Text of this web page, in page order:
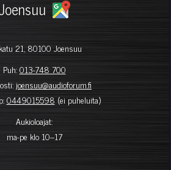
21, 80100 Joensuu
Puh:013-748 700
joensuu@audioforum.fi
0449015598 (ei puheluita)
Aukioloajat:
ma-pe klo 10–17